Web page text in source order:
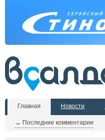
Главная
→ Последние комментарии
Новости